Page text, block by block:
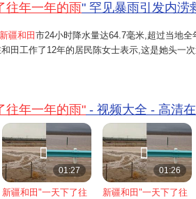
往年一年的雨" 罕见暴雨引发内涝
新疆和田 市24小时降水量达64.7毫米,超过当地
和田工作了12年的居民陈女士表示,这是她头一次
道路积水的情况
往年一年的雨" - 视频大全 - 高清

01:27
新疆和田"一天下了往

01:26
新疆和田"一天下了往